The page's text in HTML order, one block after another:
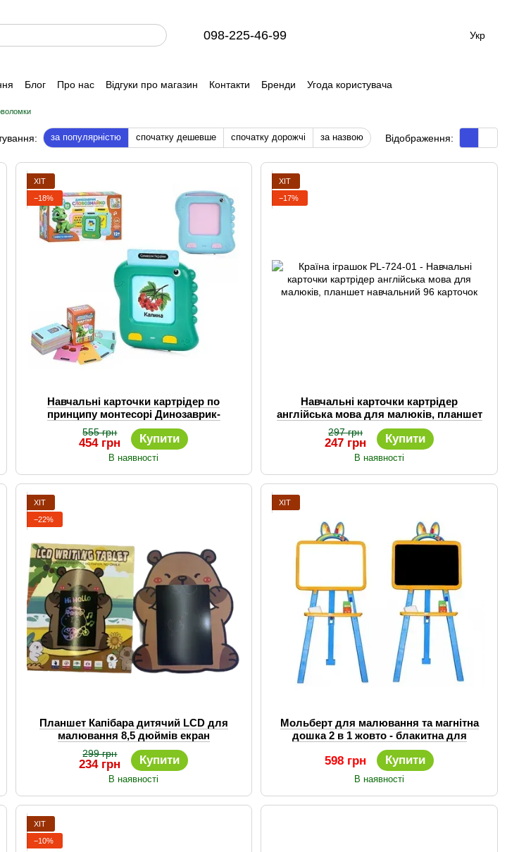
098-225-46-99 Укр
Блог Про нас Відгуки про магазин Контакти Бренди Угода користувача
за популярністю спочатку дешевше спочатку дорожчі за назвою Відображення:
ХІТ
−18%
Навчальні карточки картрідер по
принципу монтесорі Динозаврик-
словознайко, планшет навчальний
555 грн
454 грн Купити
В наявності
ХІТ
−17%
Навчальні карточки картрідер
англійська мова для малюків, планшет
навчальний 96 карточок
297 грн
247 грн Купити
В наявності
ХІТ
−22%
Планшет Капібара дитячий LCD для
малювання 8,5 дюймів екран
кольоровий
299 грн
234 грн Купити
В наявності
ХІТ
Мольберт для малювання та магнітна
дошка 2 в 1 жовто - блакитна для
хлопчика або дівчинки
598 грн Купити
В наявності
ХІТ
−10%